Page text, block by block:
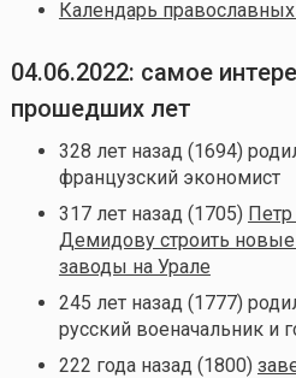
Календарь
04.06.2022: самое
прошедших лет
328 лет назад (1694)
французский экономист
317 лет назад (1705)
Демидову строить новые
заводы на Урале
245 лет назад (1777)
русский военачальник и
222 года назад (1800)